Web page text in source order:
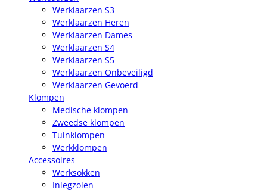
Werklaarzen S3
Werklaarzen Heren
Werklaarzen Dames
Werklaarzen S4
Werklaarzen S5
Werklaarzen Onbeveiligd
Werklaarzen Gevoerd
Klompen
Medische klompen
Zweedse klompen
Tuinklompen
Werkklompen
Accessoires
Werksokken
Inlegzolen